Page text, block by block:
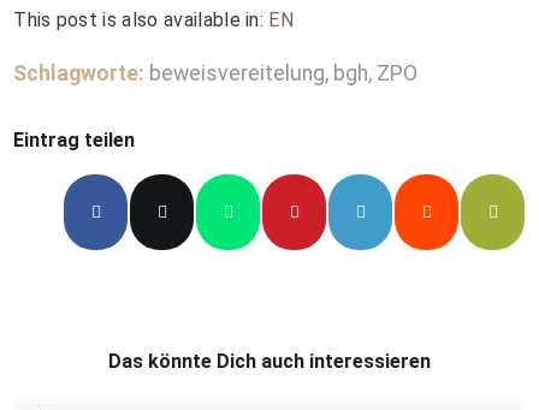
This post is also available in: EN
Schlagworte: beweisvereitelung, bgh, ZPO
Eintrag teilen
Das könnte Dich auch interessieren